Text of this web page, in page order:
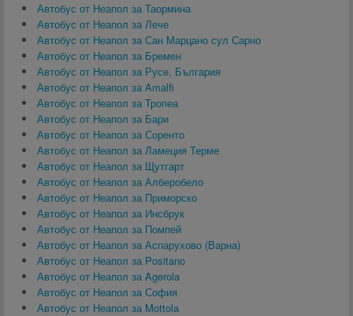
Автобус от Неапол за Таормина
Автобус от Неапол за Лече
Автобус от Неапол за Сан Марцано сул Сарно
Автобус от Неапол за Бремен
Автобус от Неапол за Русе, България
Автобус от Неапол за Amalfi
Автобус от Неапол за Тропеа
Автобус от Неапол за Бари
Автобус от Неапол за Соренто
Автобус от Неапол за Ламеция Терме
Автобус от Неапол за Щутгарт
Автобус от Неапол за Алберобело
Автобус от Неапол за Приморско
Автобус от Неапол за Инсбрук
Автобус от Неапол за Помпей
Автобус от Неапол за Аспарухово (Варна)
Автобус от Неапол за Positano
Автобус от Неапол за Agerola
Автобус от Неапол за София
Автобус от Неапол за Mottola